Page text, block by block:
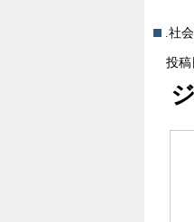
.社会
投稿